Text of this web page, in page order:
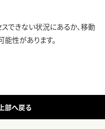
できない状況にあるか、移動
能性があります。
部へ戻る